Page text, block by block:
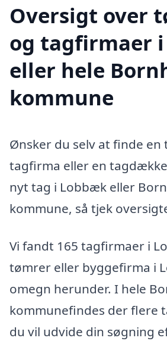
Oversigt over
og tagfirmaer
eller hele
kommune
Ønsker du selv at finde en
tagfirma eller en
nyt tag i Lobbæk eller
kommune, så tjek
Vi fandt 165 tagfirmaer i
tømrer eller byggefirma i
omegn herunder. I hele
kommunefindes der flere
du vil udvide din søgning